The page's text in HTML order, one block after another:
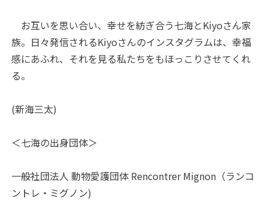
お互いを思い合い、幸せを紡ぎ合う七海とKiyoさん家
族。日々発信されるKiyoさんのインスタグラムは、幸福
感にあふれ、それを見る私たちをもほっこりさせてくれ
る。
(新海三太)
＜七海の出身団体＞
一般社団法人 動物愛護団体 Rencontrer Mignon（ランコ
ントレ・ミグノン)